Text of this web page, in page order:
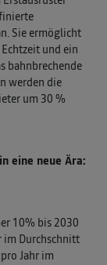
Sie ermöglicht
und ein
bahnbrechende
werden die
um 30 %
eine neue Ära:
10% bis 2030
im Durchschnitt
Jahr im